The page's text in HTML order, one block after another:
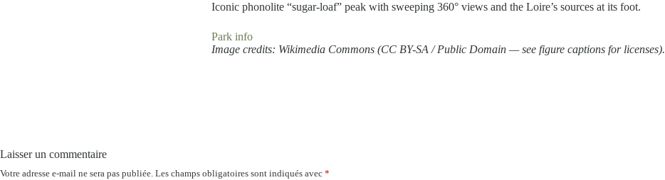
Iconic phonolite “sugar-loaf” peak with sweeping 360° views and the Loire’s sources at its foot.
Park info
Image credits: Wikimedia Commons (CC BY-SA / Public Domain — see figure captions for licenses).
Laisser un commentaire
Votre adresse e-mail ne sera pas publiée. Les champs obligatoires sont indiqués avec *